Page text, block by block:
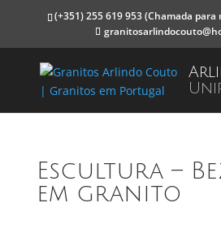
(+351) 255 619 953(Chamada
Escultura –
em granito